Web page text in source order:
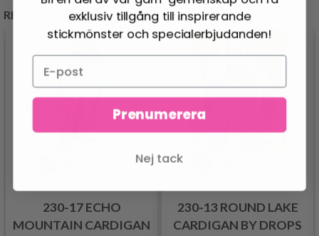
RELATERADE PRODUKTER
230-17 ECHO
MOUNTAIN CARDIGAN
230-13 ROUND LAKE
CARDIGAN BY DROPS
exklusiv tillgång till inspirerande
stickmönster och specialerbjudanden!
Prenumerera
Nej tack